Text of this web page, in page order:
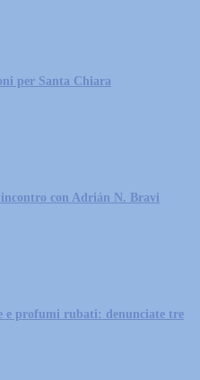
per Santa Chiara
con Adrián N. Bravi
e profumi rubati: denunciate tre